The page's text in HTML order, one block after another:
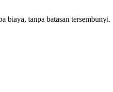
biaya, tanpa batasan tersembunyi.